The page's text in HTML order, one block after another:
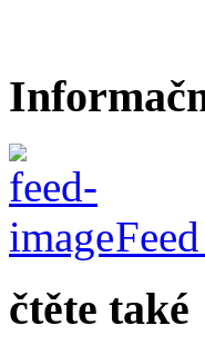
čtěte také